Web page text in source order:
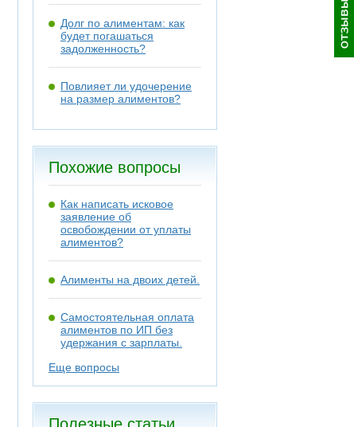
Долг по алиментам: как
будет погашаться
задолженность?
Повлияет ли удочерение
на размер алиментов?
Похожие вопросы
Как написать исковое
заявление об
освобождении от уплаты
алиментов?
Алименты на двоих детей.
Самостоятельная оплата
алиментов по ИП без
удержания с зарплаты.
Еще вопросы